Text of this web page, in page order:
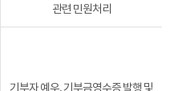
관련 민원처리
기부자 예우, 기부금영수증 발행 및